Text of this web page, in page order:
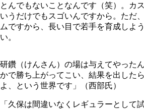
とんでもないことなんです（笑）。カ
いうだけでもスゴいんですから。ただ
ムですから、長い目で若手を育成しよ
い。
研鑽（けんさん）の場は与えてやった
かで勝ち上がってこい、結果を出した
よ、という世界です」（西部氏）
「久保は間違いなくレギュラーとして